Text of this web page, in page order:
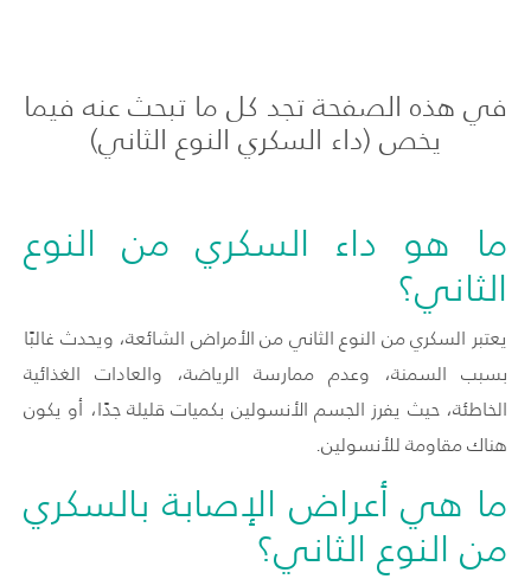
في هذه الصفحة تجد كل ما تبحث عنه فيما
يخص (داء السكري النوع الثاني)
ما هو داء السكري من النوع
الثاني؟
يعتبر السكري من النوع الثاني من الأمراض الشائعة، ويحدث غالبًا
بسبب السمنة، وعدم ممارسة الرياضة، والعادات الغذائية
الخاطئة، حيث يفرز الجسم الأنسولين بكميات قليلة جدًا، أو يكون
هناك مقاومة للأنسولين.
ما هي أعراض الإصابة بالسكري
من النوع الثاني؟